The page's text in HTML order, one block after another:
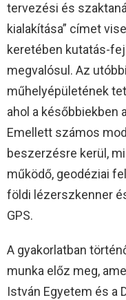
tervezési és
kialakítása” címet
keretében kutatás-
megvalósul. Az
műhelyépületének
ahol a későbbiekben
Emellett számos
beszerzésre kerül,
működő, geodéziai
földi lézerszkenner
GPS.
A gyakorlatban
munka előz meg,
István Egyetem és a